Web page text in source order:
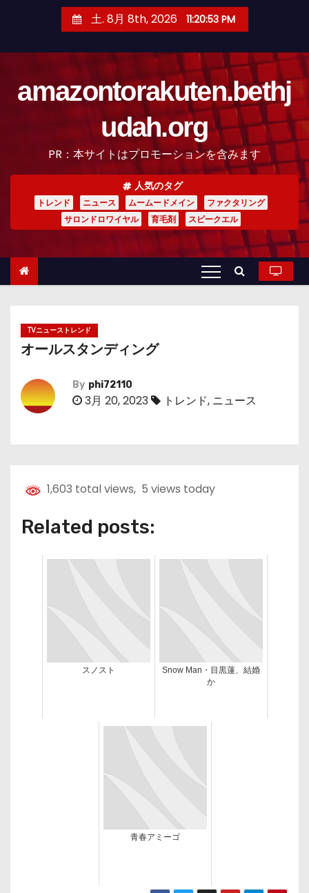
土. 8月 8th, 2026 11:20:54 PM
amazontorakuten.bethj
udah.org
PR：本サイトはプロモーションを含みます
人気のタグ
トレンド ニュース ムームードメイン
ファクタリング
サロンドロワイヤル
育毛剤 スピークエル
TVニューストレンド
オールスタンディング
By phi72110
3月 20, 2023 トレンド, ニュース
1,603 total views, 5 views today
Related posts:
スノスト
Snow Man・目黒蓮、結婚
か
青春アミーゴ